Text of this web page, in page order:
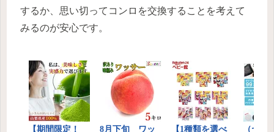
するか、思い切ってコンロを交換することを考えて
みるのが安心です。